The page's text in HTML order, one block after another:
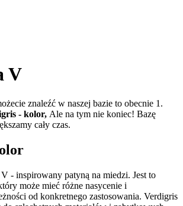
V
znaleźć w naszej bazie to obecnie 1.
- kolor, Ale na tym nie koniec! Bazę
cały czas.
- inspirowany patyną na miedzi. Jest to
może mieć różne nasycenie i
od konkretnego zastosowania. Verdigris